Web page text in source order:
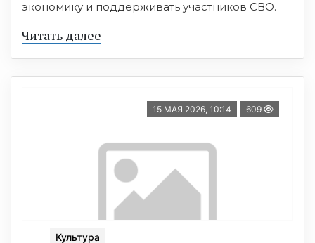
экономику и поддерживать участников СВО.
Читать далее
15 МАЯ 2026, 10:14 609
Культура